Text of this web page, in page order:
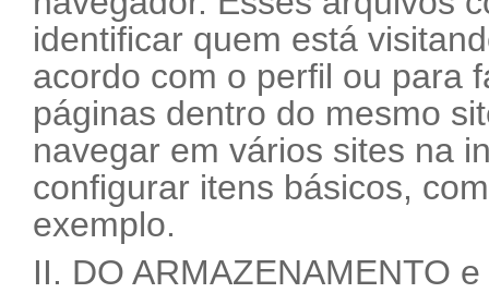
identificar quem está
acordo com o perfil ou para
páginas dentro do mesmo
navegar em vários sites na
configurar itens básicos,
exemplo.
II. DO ARMAZENAMENTO